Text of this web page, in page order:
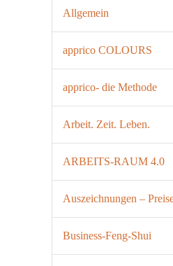
Allgemein
apprico COLOURS
apprico- die Methode
Arbeit. Zeit. Leben.
ARBEITS-RAUM 4.0
Auszeichnungen –
Business-Feng-Shui